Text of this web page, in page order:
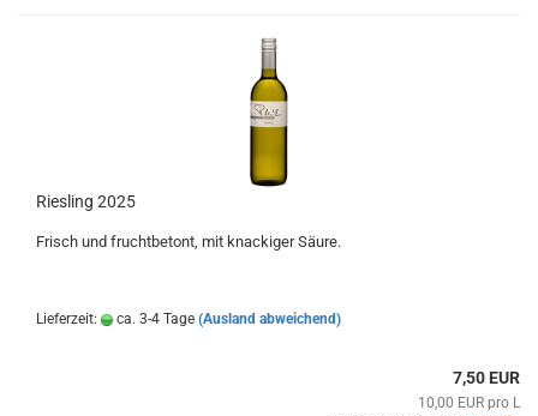
Riesling 2025
Frisch und fruchtbetont, mit knackiger Säure.
Lieferzeit: ca. 3-4 Tage (Ausland abweichend)
7,50 EUR
10,00 EUR pro L